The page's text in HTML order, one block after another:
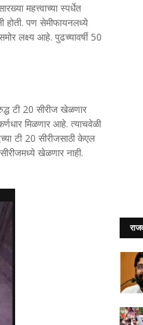
महत्त्वाच्या स्पर्धेत
होती. पण सेमीफायनलध्ये
लक्ष्य आहे. पुढच्यावर्षी 50
टी 20 सीरीज खेळणार
मिळणार आहे. त्याचवेळी
टी 20 सीरीजसाठी केएल
खेळणार नाही.